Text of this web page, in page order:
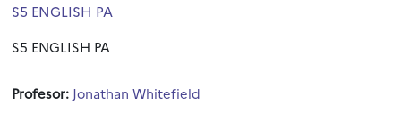
S5 ENGLISH PA
S5 ENGLISH PA
Profesor: Jonathan Whitefield